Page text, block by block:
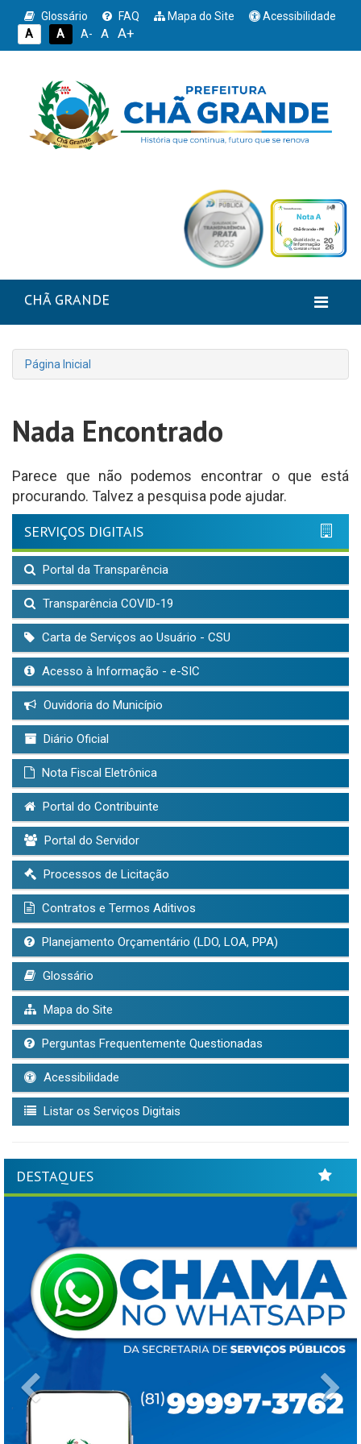
Glossário FAQ Mapa do Site
Acessibilidade
A
A A- A A+
CHÃ GRANDE
Página Inicial
Nada Encontrado
Parece que não podemos encontrar o que está
procurando. Talvez a pesquisa pode ajudar.
SERVIÇOS DIGITAIS
Portal da Transparência
Transparência COVID-19
Carta de Serviços ao Usuário - CSU
Acesso à Informação - e-SIC
Ouvidoria do Município
Diário Oficial
Nota Fiscal Eletrônica
Portal do Contribuinte
Portal do Servidor
Processos de Licitação
Contratos e Termos Aditivos
Planejamento Orçamentário (LDO, LOA, PPA)
Glossário
Mapa do Site
Perguntas Frequentemente Questionadas
Acessibilidade
Listar os Serviços Digitais
DESTAQUES